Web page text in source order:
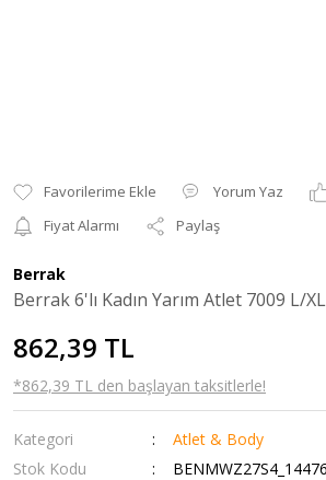
Yorum Yaz
Fiyat Alarmı
Paylaş
Berrak
Berrak 6'lı Kadın Yarım Atlet 7009 L/
862,39 TL
*862,39 TL den başlayan taksitlerle!
Kategori
Atlet & Body
Stok Kodu
BENMWZ27S4_14476